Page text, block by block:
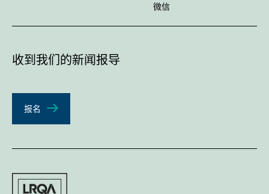
微信
收到我们的新闻报导
报名